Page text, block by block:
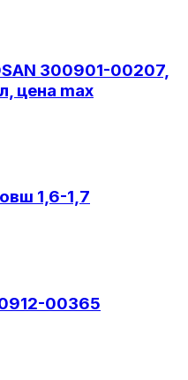
300901-00207,
цена max
1,6-1,7
00365